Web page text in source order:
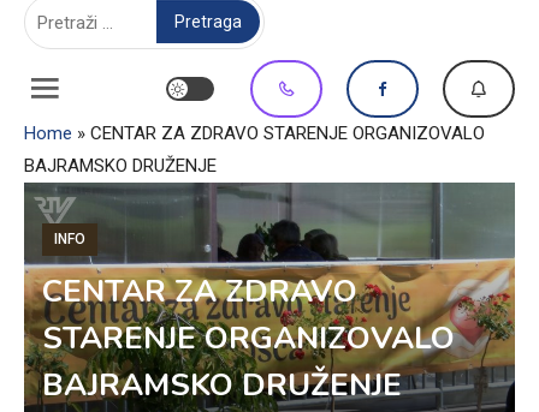
Home » CENTAR ZA ZDRAVO STARENJE ORGANIZOVALO
BAJRAMSKO DRUŽENJE
INFO
CENTAR ZA ZDRAVO
STARENJE ORGANIZOVALO
BAJRAMSKO DRUŽENJE